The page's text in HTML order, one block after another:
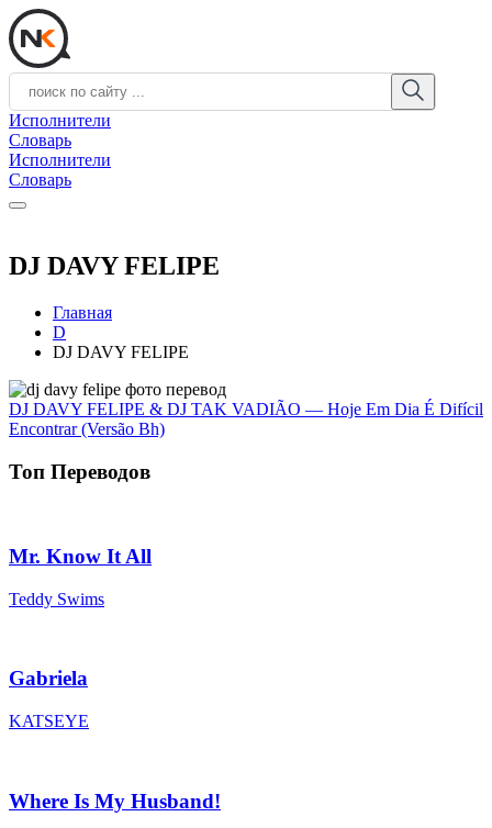
Исполнители
Словарь
Исполнители
Словарь
DJ DAVY FELIPE
Главная
D
DJ DAVY FELIPE
DJ DAVY FELIPE & DJ TAK VADIÃO — Hoje Em Dia É Difícil
Encontrar (Versão Bh)
Топ Переводов
Mr. Know It All
Teddy Swims
Gabriela
KATSEYE
Where Is My Husband!